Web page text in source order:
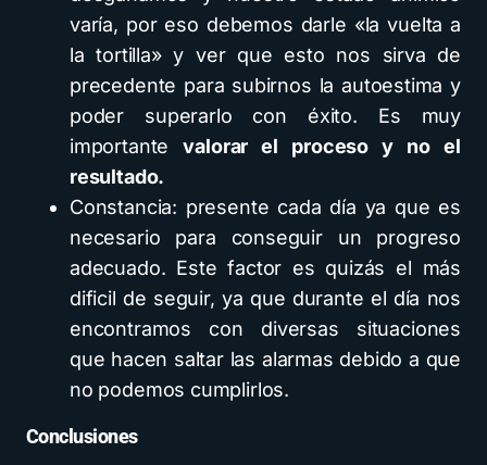
varía, por eso debemos darle «la vuelta a
la tortilla» y ver que esto nos sirva de
precedente para subirnos la autoestima y
poder superarlo con éxito. Es muy
importantevalorar el proceso y no el
resultado.
Constancia: presente cada día ya que es
necesario para conseguir un progreso
adecuado. Este factor es quizás el más
dificil de seguir, ya que durante el día nos
encontramos con diversas situaciones
que hacen saltar las alarmas debido a que
no podemos cumplirlos.
Conclusiones